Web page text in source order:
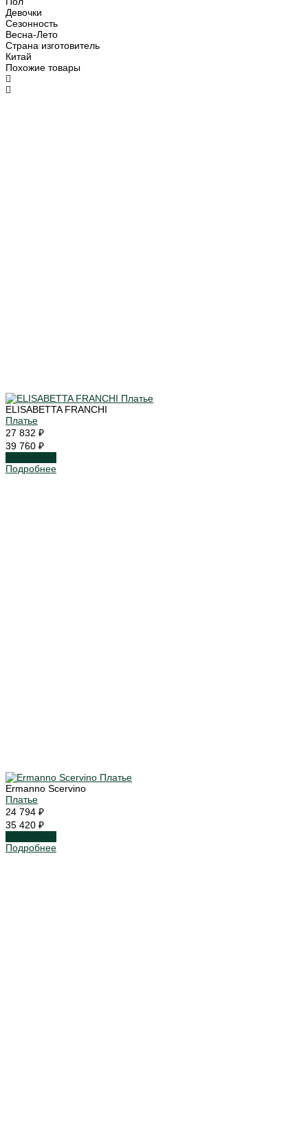
Девочки
Сезонность
Весна-Лето
Страна изготовитель
Китай
Похожие товары
ELISABETTA FRANCHI
Платье
27 832 ₽
39 760 ₽
Подробнее
Ermanno Scervino
Платье
24 794 ₽
35 420 ₽
Подробнее